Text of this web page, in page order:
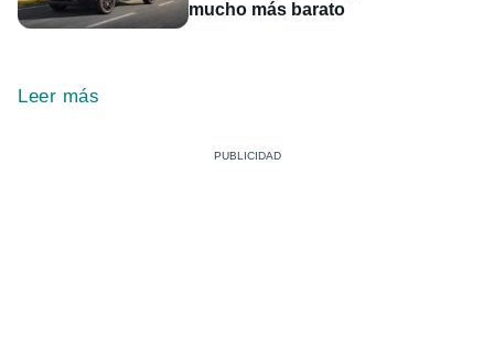
mucho más barato
Leer más